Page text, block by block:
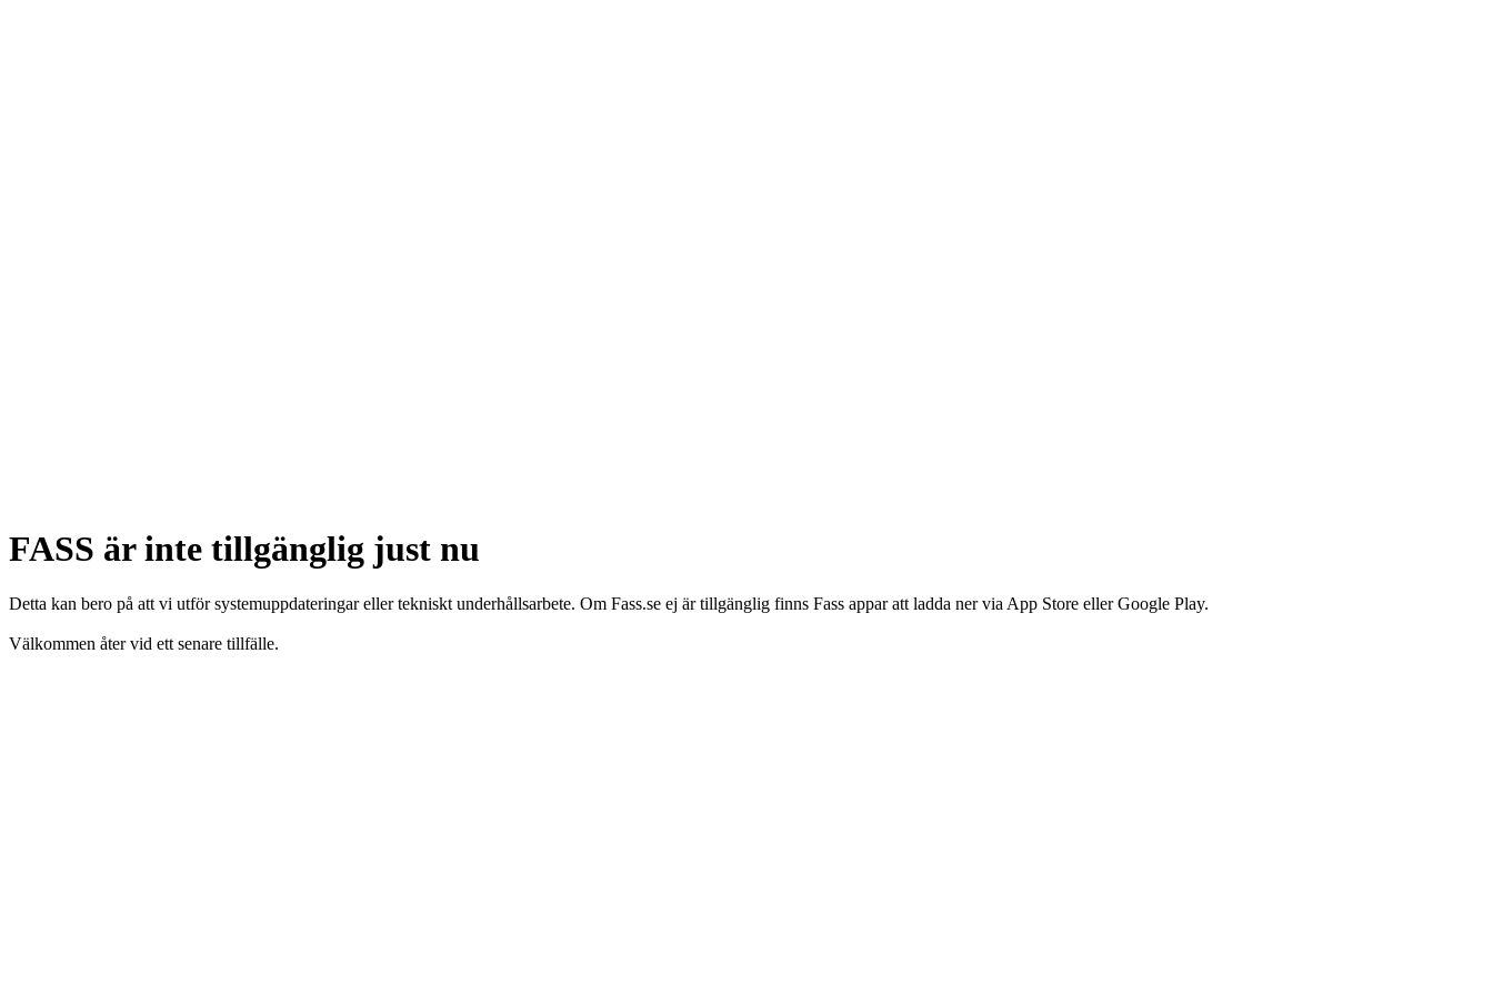
FASS är inte tillgänglig just nu
Detta kan bero på att vi utför systemuppdateringar eller tekniskt underhållsarbete. Om Fass.se ej är tillgänglig finns Fass appar att ladda ner via App Store eller Google Play.
Välkommen åter vid ett senare tillfälle.